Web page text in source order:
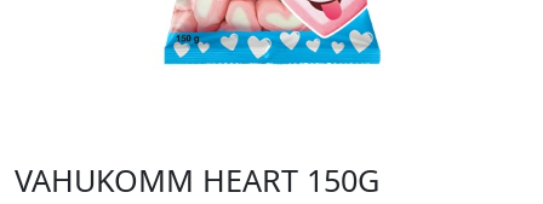
VAHUKOMM HEART 150G